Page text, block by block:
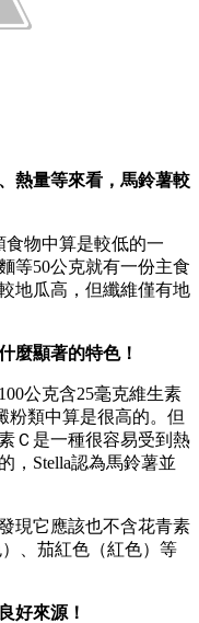
熱量等來看，馬鈴薯較
食物中算是較低的一
等50公克就有一份主食
地瓜高，但纖維僅有地
麼顯著的特色！
公克含25毫克維生素
粉類中算是很高的。但
Ｃ是一種很容易受到熱
，Stella認為馬鈴薯並
現它應該也不含花青素
、茄紅色（紅色）等
好來源！